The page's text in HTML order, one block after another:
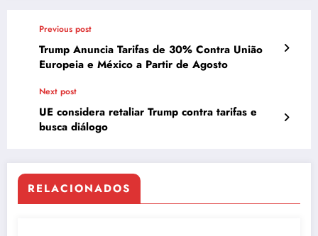
Previous post
Trump Anuncia Tarifas de 30% Contra União
Europeia e México a Partir de Agosto
Next post
UE considera retaliar Trump contra tarifas e
busca diálogo
RELACIONADOS